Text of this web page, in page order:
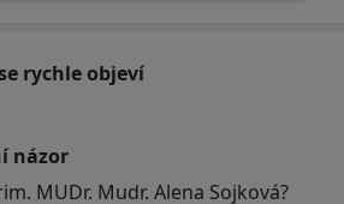
rychle objeví
názor
MUDr. Mudr. Alena Sojková?